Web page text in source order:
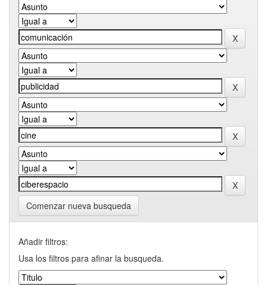
Comenzar nueva busqueda
Añadir filtros:
Usa los filtros para afinar la busqueda.